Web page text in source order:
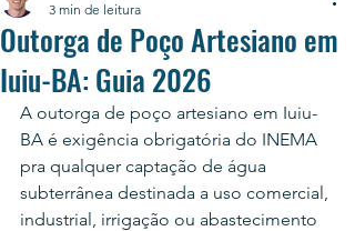
Outorga de Poço Artesiano em
Iuiu-BA: Guia 2026
3 min de leitura
A outorga de poço artesiano em Iuiu-
BA é exigência obrigatória do INEMA
pra qualquer captação de água
subterrânea destinada a uso comercial,
industrial, irrigação ou abastecimento